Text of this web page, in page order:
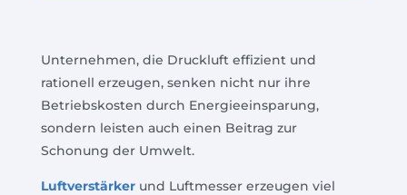
Unternehmen, die Druckluft effizient und
rationell erzeugen, senken nicht nur ihre
Betriebskosten durch Energieeinsparung,
sondern leisten auch einen Beitrag zur
Schonung der Umwelt.
Luftverstärkerund Luftmesser erzeugen viel